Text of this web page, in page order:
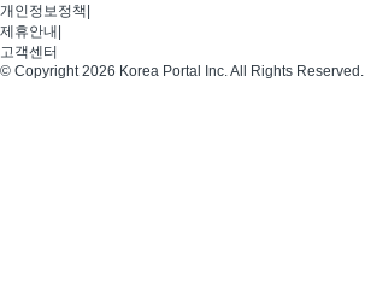
개인정보정책
제휴안내
고객센터
© Copyright 2026 Korea Portal Inc. All Rights Reserved.